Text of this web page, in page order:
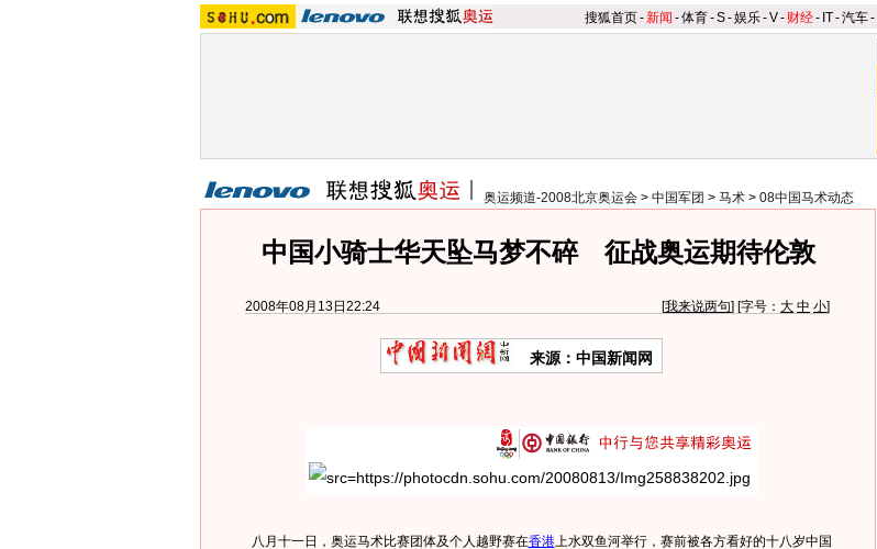
搜狐首页-新闻 -体育-S-娱乐-V- 财经- IT-汽车-
奥运频道-2008北京奥运会 > 中国军团 > 马术 > 08中国马术动态
中国小骑士华天坠马梦不碎 征战奥运期待伦敦
2008年08月13日22:24 [我来说两句] [字号： 大 中 小]
来源：中国新闻网
八月十一日，奥运马术比赛团体及个人越野赛在香港上水双鱼河举行，赛前被各方看好的十八岁中国